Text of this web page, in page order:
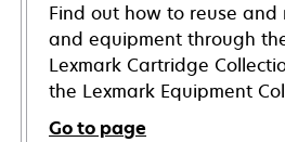
Find out how to reuse and
and equipment through
Lexmark Cartridge
the Lexmark Equipment
Go to page